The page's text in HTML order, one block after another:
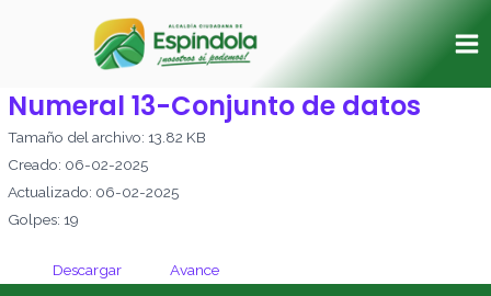
Numeral 13-Conjunto de datos
Tamaño del archivo: 13.82 KB
Creado: 06-02-2025
Actualizado: 06-02-2025
Golpes: 19
Descargar Avance